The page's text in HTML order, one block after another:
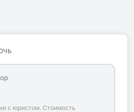
с юристом. Стоимость